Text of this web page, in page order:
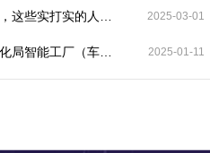
2025-03-01
2025-01-11